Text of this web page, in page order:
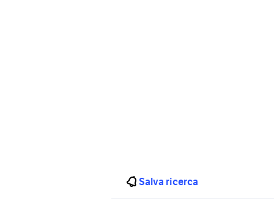
Salva ricerca